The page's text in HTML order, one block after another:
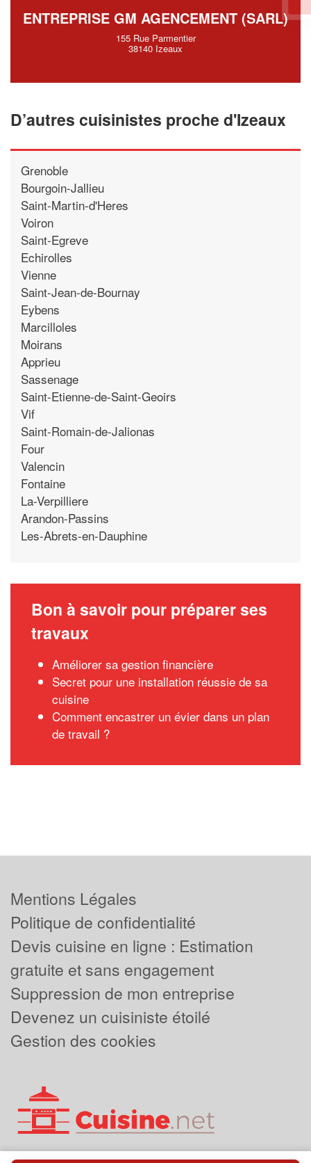
ENTREPRISE GM AGENCEMENT (SARL)
155 Rue Parmentier
38140 Izeaux
D’autres cuisinistes proche d'Izeaux
Grenoble
Bourgoin-Jallieu
Saint-Martin-d'Heres
Voiron
Saint-Egreve
Echirolles
Vienne
Saint-Jean-de-Bournay
Eybens
Marcilloles
Moirans
Apprieu
Sassenage
Saint-Etienne-de-Saint-Geoirs
Vif
Saint-Romain-de-Jalionas
Four
Valencin
Fontaine
La-Verpilliere
Arandon-Passins
Les-Abrets-en-Dauphine
Bon à savoir pour préparer ses
travaux
Améliorer sa gestion financière
Secret pour une installation réussie de sa
cuisine
Comment encastrer un évier dans un plan
de travail ?
Mentions Légales
Politique de confidentialité
Devis cuisine en ligne : Estimation
gratuite et sans engagement
Suppression de mon entreprise
Devenez un cuisiniste étoilé
Gestion des cookies